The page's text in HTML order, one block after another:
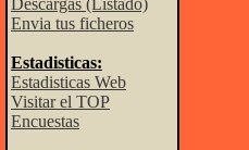
Descargas (Listado)
Envia tus ficheros
Estadisticas:
Estadisticas Web
Visitar el TOP
Encuestas